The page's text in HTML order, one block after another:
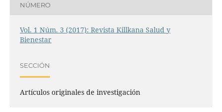
NÚMERO
Vol. 1 Núm. 3 (2017): Revista Killkana Salud y
Bienestar
SECCIÓN
Artículos originales de investigación